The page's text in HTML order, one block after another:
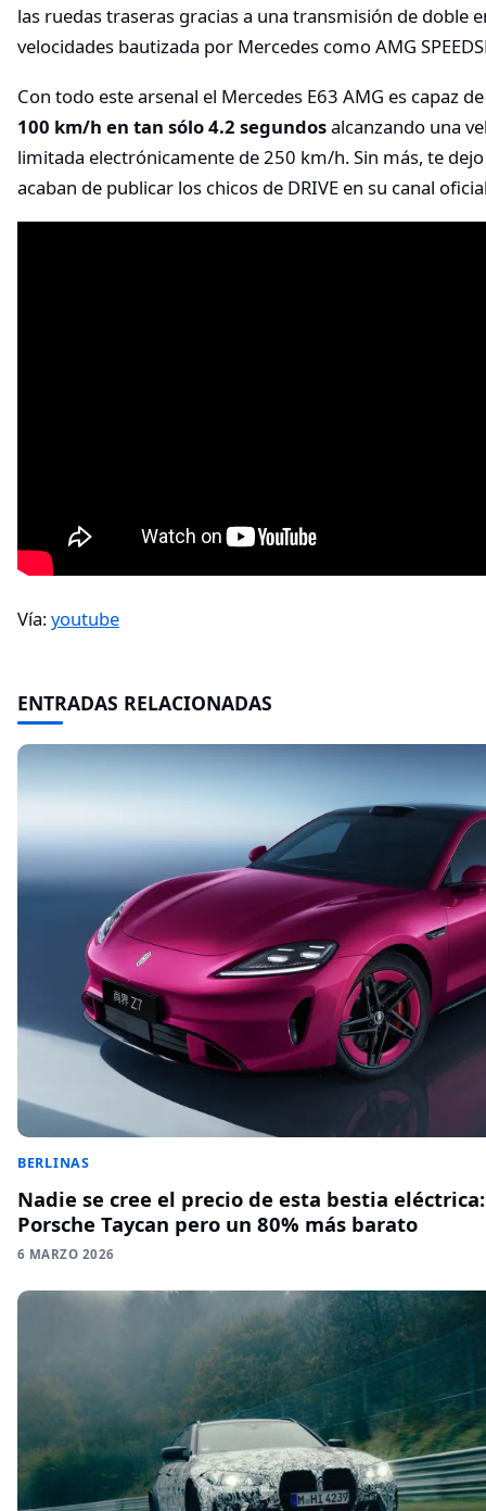
las ruedas traseras gracias a una transmisión de doble
velocidades bautizada por Mercedes como AMG
Con todo este arsenal el Mercedes E63 AMG es capaz
100 km/h en tan sólo 4.2 segundosalcanzando una
limitada electrónicamente de 250 km/h. Sin más, te
acaban de publicar los chicos de DRIVE en su canal
Vía:youtube
ENTRADAS RELACIONADAS
BERLINAS
Nadie se cree el precio de esta bestia
Porsche Taycan pero un 80% más barato
6 MARZO 2026